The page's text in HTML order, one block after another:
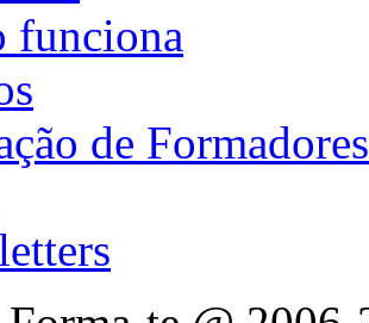
funciona
de Formadores